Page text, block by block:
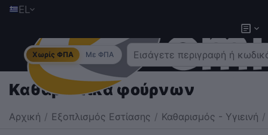
EL
Χωρίς ΦΠΑ Με ΦΠΑ
Καθαριστικά φούρνων
Αρχική / Εξοπλισμός Εστίασης / Καθαρισμός - Υγιεινή /